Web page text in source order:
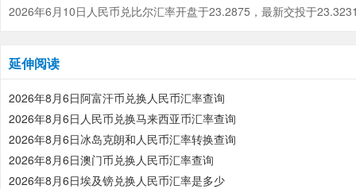
2026年6月10日 人民币兑比尔汇率开盘于23.2875 ，最新交投于
延伸阅读
2026年8月6日阿富汗币兑换人民币汇率查询
2026年8月6日人民币兑换马来西亚币汇率查询
2026年8月6日冰岛克朗和人民币汇率转换查询
2026年8月6日澳门币兑换人民币汇率查询
2026年8月6日埃及镑兑换人民币汇率是多少